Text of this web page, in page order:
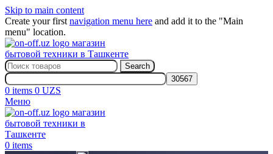
Skip to main content
Create your first navigation menu here and add it to the "Main
menu" location.
Search
0 items 0 UZS
Меню
0 items